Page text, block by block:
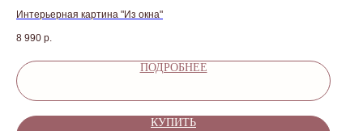
Интерьерная картина "Из окна"
8 990 р.
ПОДРОБНЕЕ
КУПИТЬ